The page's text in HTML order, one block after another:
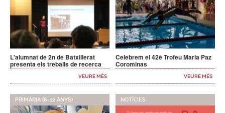
L'alumnat de 2n de Batxillerat
presenta els treballs de recerca
VEURE MÉS
PRIMÀRIA (6-12 ANYS)
Celebrem el 42è Trofeu Maria Paz
Corominas
VEURE MÉS
NOTÍCIES